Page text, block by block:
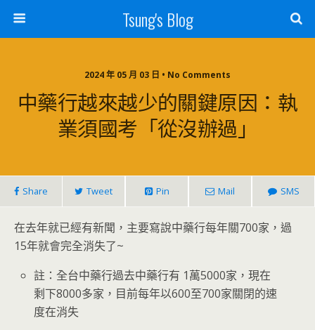
Tsung's Blog
2024 年 05 月 03 日 • No Comments
中藥行越來越少的關鍵原因：執
業須國考「從沒辦過」
Share Tweet Pin Mail SMS
在去年就已經有新聞，主要寫說中藥行每年關700家，過
15年就會完全消失了~
註：全台中藥行過去中藥行有 1萬5000家，現在
剩下8000多家，目前每年以600至700家關閉的速
度在消失